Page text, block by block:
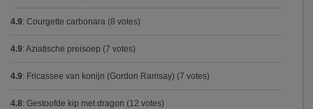
4.9: Courgette carbonara (8 votes)
4.9: Aziatische preisoep (7 votes)
4.9: Fricassee van konijn (Gordon Ramsay) (7 votes)
4.8: Gestoofde kip met dragon (12 votes)